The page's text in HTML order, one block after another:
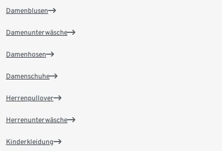
Damenblusen
Damenunterwäsche
Damenhosen
Damenschuhe
Herrenpullover
Herrenunterwäsche
Kinderkleidung